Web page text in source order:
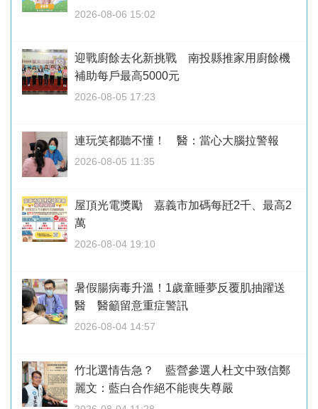
2026-08-06 15:02
迎戰廚餘去化新挑戰 南投縣推家用廚餘機
補助每戶最高5000元
2026-08-05 17:23
連玩笑都聽不懂！ 醫：當心大腦拉警報
2026-08-05 11:35
屋頂光電獎勵 嘉義市加碼每瓩2千、最高2
萬
2026-08-04 19:10
暑假腸病毒升溫！1歲童睡夢反覆肌抽躍送
醫 醫籲留意重症警訊
2026-08-04 14:57
竹北選情告急？ 藍營參選人杜文中致信鄭
麗文：藍白合作絕不能喪失尊嚴